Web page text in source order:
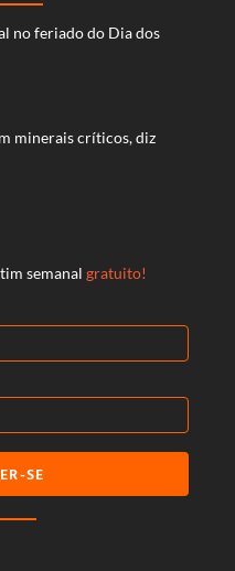
no feriado do Dia dos
minerais críticos, diz
semanal gratuito!
SE